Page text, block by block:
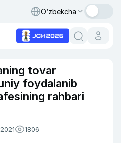
O‘zbekcha
tovar
foydalanib
rahbari
1806